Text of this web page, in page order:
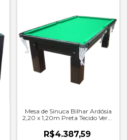
Mesa de Sinuca Bilhar Ardósia
2,20 x 1,20m Preta Tecido Verde
R$4.387,59